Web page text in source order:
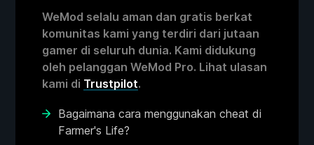
WeMod selalu aman dan gratis berkat
komunitas kami yang terdiri dari jutaan
gamer di seluruh dunia. Kami didukung
oleh pelanggan WeMod Pro. Lihat ulasan
kami di Trustpilot.
Bagaimana cara menggunakan cheat di
Farmer's Life?